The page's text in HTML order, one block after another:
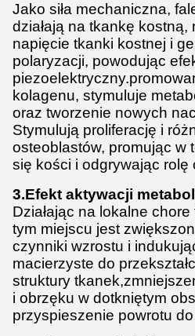
Jako siła mechaniczna,
działają na tkankę
napięcie tkanki kostnej i
polaryzacji, powodując
kolagenu, stymuluje
oraz tworzenie nowych
Stymulują proliferację i
osteoblastów, promując w
się kości i odgrywając rolę
3.Efekt aktywacji
Działając na lokalne
tym miejscu jest
czynniki wzrostu i
macierzyste do
struktury
i obrzęku w dotkniętym
przyspieszenie powrotu